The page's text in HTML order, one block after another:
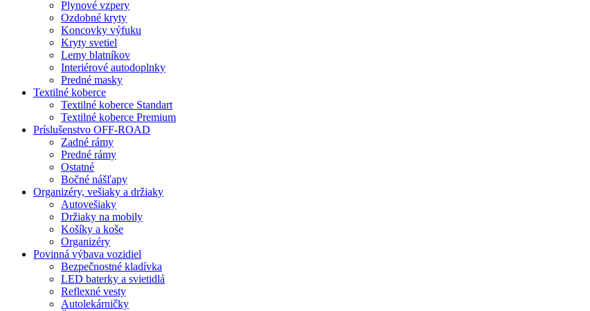
Plynové vzpery
Ozdobné kryty
Koncovky výfuku
Kryty svetiel
Lemy blatníkov
Interiérové autodoplnky
Predné masky
Textilné koberce
Textilné koberce Standart
Textilné koberce Premium
Príslušenstvo OFF-ROAD
Zadné rámy
Predné rámy
Ostatné
Bočné nášľapy
Organizéry, vešiaky a držiaky
Autovešiaky
Držiaky na mobily
Košíky a koše
Organizéry
Povinná výbava vozidiel
Bezpečnostné kladívka
LED baterky a svietidlá
Reflexné vesty
Autolekárničky